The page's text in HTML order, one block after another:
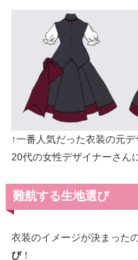
↑一番人気だった衣装の元デ
20代の女性デザイナーさん
難航する生地選び
衣装のイメージが決まった
び！